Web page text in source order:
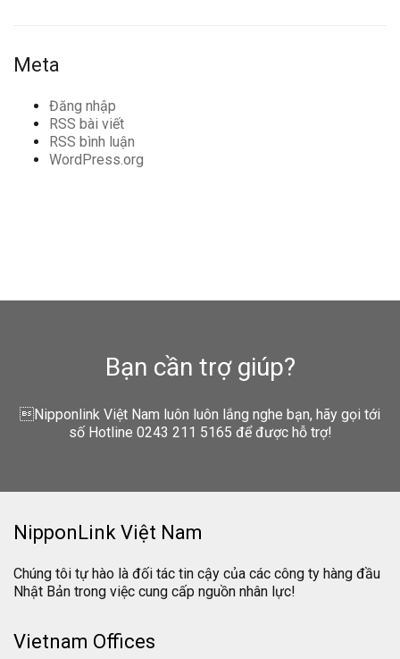
Meta
Đăng nhập
RSS bài viết
RSS bình luận
WordPress.org
Bạn cần trợ giúp?
Nipponlink Việt Nam luôn luôn lắng nghe bạn, hãy gọi tới
số Hotline 0243 211 5165 để được hỗ trợ!
NipponLink Việt Nam
Chúng tôi tự hào là đối tác tin cậy của các công ty hàng đầu
Nhật Bản trong việc cung cấp nguồn nhân lực!
Vietnam Offices